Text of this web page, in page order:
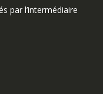
par l’intermédiaire